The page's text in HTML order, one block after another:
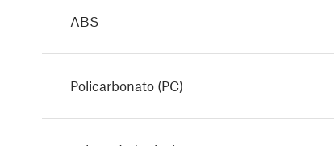
ABS
Policarbonato (PC)